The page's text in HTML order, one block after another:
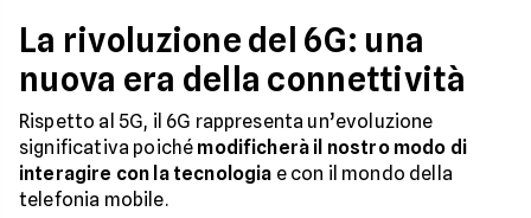
La rivoluzione del 6G: una
nuova era della connettività
Rispetto al 5G, il 6G rappresenta un’evoluzione
significativa poiché modificherà il nostro modo di
interagire con la tecnologia e con il mondo della
telefonia mobile.